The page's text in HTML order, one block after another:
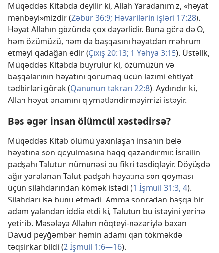
Müqəddəs Kitabda deyilir ki, Allah Yaradanımız, «həyat
mənbəyi»mizdir (Zəbur 36:9; Həvarilərin işləri 17:28).
Həyat Allahın gözündə çox dəyərlidir. Buna görə də O,
həm özümüzü, həm də başqasını həyatdan məhrum
etməyi qadağan edir (Çıxış 20:13; 1 Yəhya 3:15). Üstəlik,
Müqəddəs Kitabda buyrulur ki, özümüzün və
başqalarının həyatını qorumaq üçün lazımi ehtiyat
tədbirləri görək (Qanunun təkrarı 22:8). Aydındır ki,
Allah həyat ənamını qiymətləndirməyimizi istəyir.
Bəs əgər insan ölümcül xəstədirsə?
Müqəddəs Kitab ölümü yaxınlaşan insanın belə
həyatına son qoyulmasına haqq qazandırmır. İsrailin
padşahı Talutun nümunəsi bu fikri təsdiqləyir. Döyüşdə
ağır yaralanan Talut padşah həyatına son qoyması
üçün silahdarından kömək istədi (1 İşmuil 31:3, 4).
Silahdarı isə bunu etmədi. Amma sonradan başqa bir
adam yalandan iddia etdi ki, Talutun bu istəyini yerinə
yetirib. Məsələyə Allahın nöqteyi-nəzəriylə baxan
Davud peyğəmbər həmin adamı qan tökməkdə
təqsirkar bildi (2 İşmuil 1:6—16).